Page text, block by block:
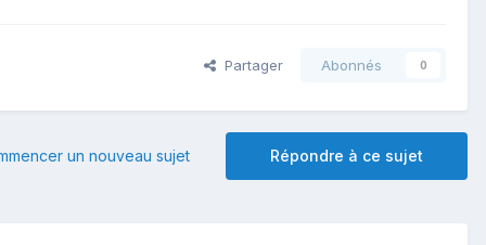
Partager Abonnés 0
Répondre à ce sujet
un nouveau sujet